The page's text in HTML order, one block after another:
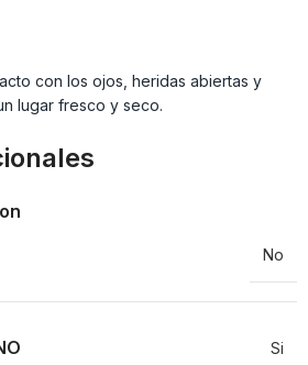
con los ojos, heridas abiertas y
lugar fresco y seco.
No
Si